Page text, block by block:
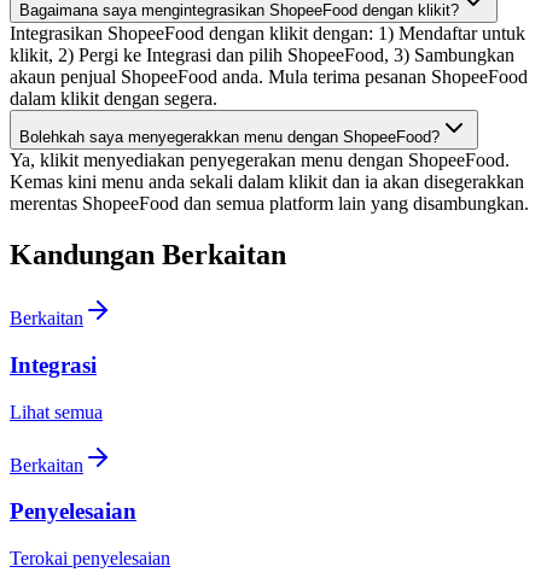
Bagaimana saya mengintegrasikan ShopeeFood dengan klikit?
Integrasikan ShopeeFood dengan klikit dengan: 1) Mendaftar untuk
klikit, 2) Pergi ke Integrasi dan pilih ShopeeFood, 3) Sambungkan
akaun penjual ShopeeFood anda. Mula terima pesanan ShopeeFood
dalam klikit dengan segera.
Bolehkah saya menyegerakkan menu dengan ShopeeFood?
Ya, klikit menyediakan penyegerakan menu dengan ShopeeFood.
Kemas kini menu anda sekali dalam klikit dan ia akan disegerakkan
merentas ShopeeFood dan semua platform lain yang disambungkan.
Kandungan Berkaitan
Berkaitan
Integrasi
Lihat semua
Berkaitan
Penyelesaian
Terokai penyelesaian